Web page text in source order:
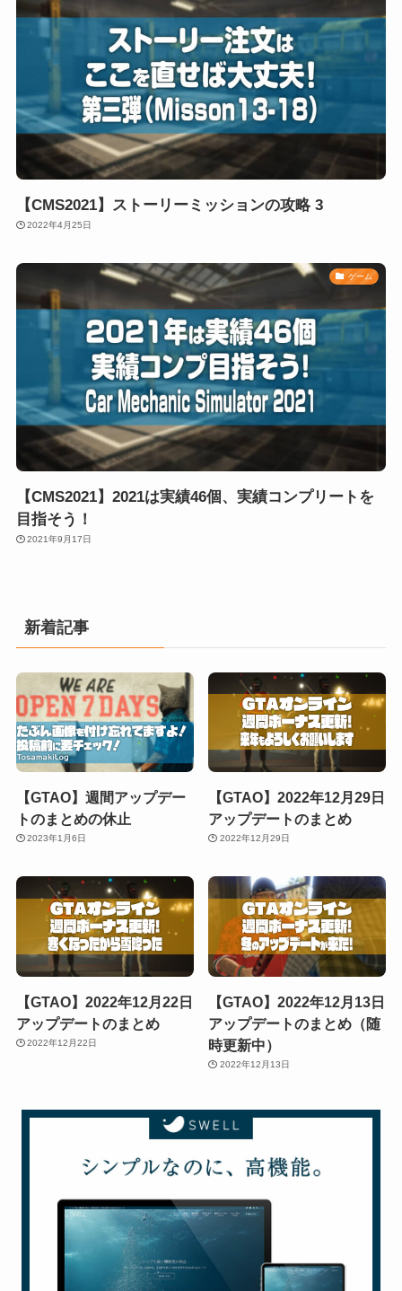
【CMS2021】ストーリーミッションの攻略 3
2022年4月25日
ゲーム
【CMS2021】2021は実績46個、実績コンプリートを
目指そう！
2021年9月17日
新着記事
【GTAO】週間アップデー
トのまとめの休止
2023年1月6日
【GTAO】2022年12月29日
アップデートのまとめ
2022年12月29日
【GTAO】2022年12月22日
アップデートのまとめ
2022年12月22日
【GTAO】2022年12月13日
アップデートのまとめ（随
時更新中）
2022年12月13日